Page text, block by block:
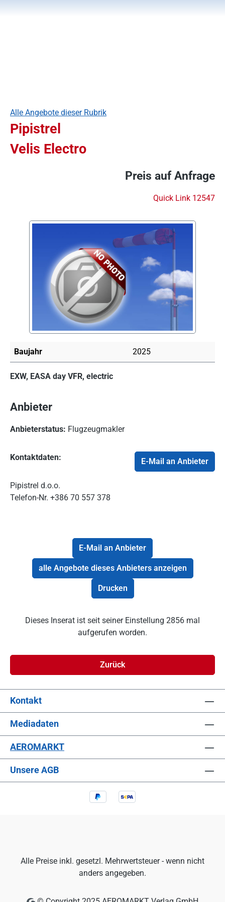
Alle Angebote dieser Rubrik
Pipistrel
Velis Electro
Preis auf Anfrage
Quick Link 12547
Bildergalerie überspringen
Baujahr 2025
EXW, EASA day VFR, electric
Anbieter
Anbieterstatus: Flugzeugmakler
Kontaktdaten:
Pipistrel d.o.o.
Telefon-Nr. +386 70 557 378
E-Mail an Anbieter
E-Mail an Anbieter
alle Angebote dieses Anbieters anzeigen
Drucken
Dieses Inserat ist seit seiner Einstellung 2856 mal
aufgerufen worden.
Zurück
Kontakt
Mediadaten
AEROMARKT
Unsere AGB
Alle Preise inkl. gesetzl. Mehrwertsteuer - wenn nicht
anders angegeben.